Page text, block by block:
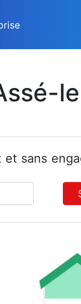
sans